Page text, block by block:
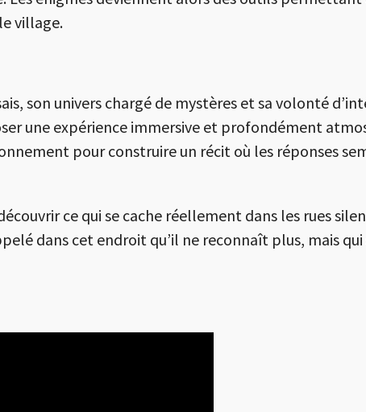
village.
son univers chargé de mystères et sa volonté
une expérience immersive et profondément
pour construire un récit où les réponses
ce qui se cache réellement dans les rues
dans cet endroit qu’il ne reconnaît plus, mais